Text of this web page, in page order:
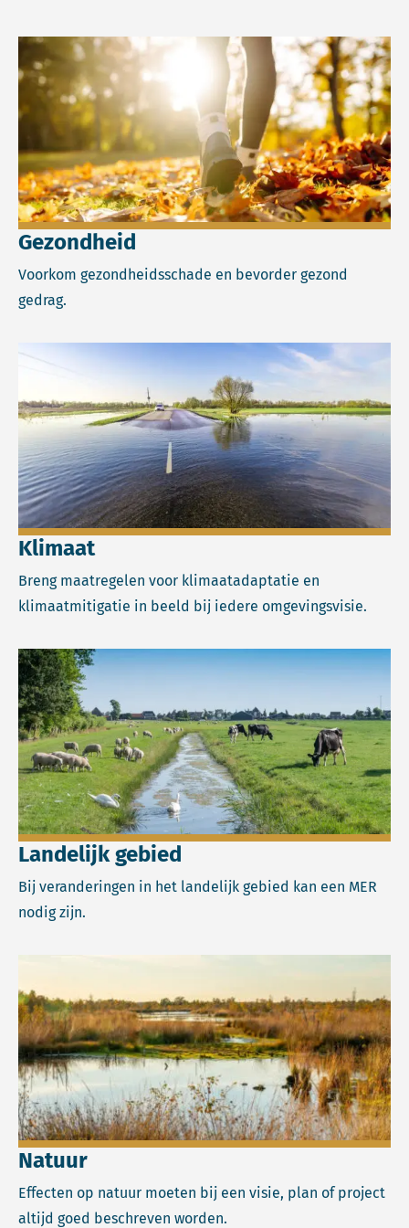
Gezondheid
Voorkom gezondheidsschade en bevorder gezond
gedrag.
Lees meer over Gezondheid.
Klimaat
Breng maatregelen voor klimaatadaptatie en
klimaatmitigatie in beeld bij iedere omgevingsvisie.
Lees meer over Klimaat.
Landelijk gebied
Bij veranderingen in het landelijk gebied kan een MER
nodig zijn.
Lees meer over Landelijk gebied.
Natuur
Effecten op natuur moeten bij een visie, plan of project
altijd goed beschreven worden.